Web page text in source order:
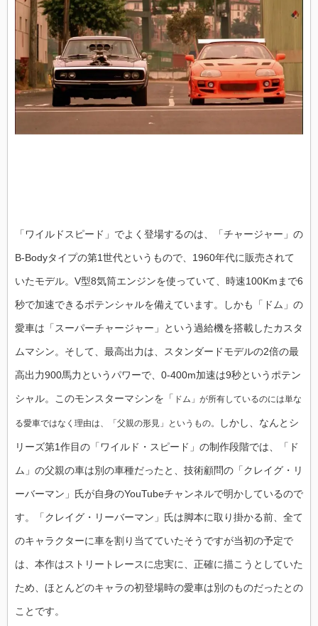
「ワイルドスピード」でよく登場するのは、「チャージャー」の
B-Bodyタイプの第1世代というもので、1960年代に販売されて
いたモデル。V型8気筒エンジンを使っていて、時速100Kmまで6
秒で加速できるポテンシャルを備えています。しかも「ドム」の
愛車は「スーパーチャージャー」という過給機を搭載したカスタ
ムマシン。そして、最高出力は、スタンダードモデルの2倍の最
高出力900馬力というパワーで、0-400m加速は9秒というポテン
シャル。このモンスターマシンを「 ドム」が所有しているのには単な
る愛車ではなく理由は、「父親の形見」というもの。 しかし、なんとシ
リーズ第1作目の「ワイルド・スピード」の制作段階では、「ド
ム」の父親の車は別の車種だったと、技術顧問の「クレイグ・リ
ーバーマン」氏が自身のYouTubeチャンネルで明かしているので
す。「クレイグ・リーバーマン」氏は脚本に取り掛かる前、全て
のキャラクターに車を割り当てていたそうですが当初の予定で
は、本作はストリートレースに忠実に、正確に描こうとしていた
ため、ほとんどのキャラの初登場時の愛車は別のものだったとの
ことです。